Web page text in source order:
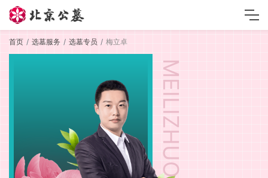
首页 选墓服务 选墓专员 梅立卓
MEILIZHUO